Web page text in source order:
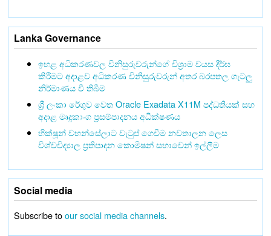
Lanka Governance
ඉහළ අධිකරණවල විනිසුරුවරුන්ගේ විශ්‍රාම වයස දීර්ඝ
කිරීමට අදාළව අධිකරණ විනිසුරුවරුන් අතර බරපතල ගැටලු
නිර්මාණය වී තිබීම
ශ්‍රී ලංකා රේගුව වෙත Oracle Exadata X11M පද්ධතියක් සහ
අදාළ මෘදුකාංග ප්‍රසම්පාදනය අධීක්ෂණය
භික්ෂූන් වහන්සේලාට වැටුප් ගෙවීම නවතාලන ලෙස
විශ්වවිද්‍යාල ප්‍රතිපාදන කොමිෂන් සභාවෙන් ඉල්ලීම
Social media
Subscribe toour social media channels.